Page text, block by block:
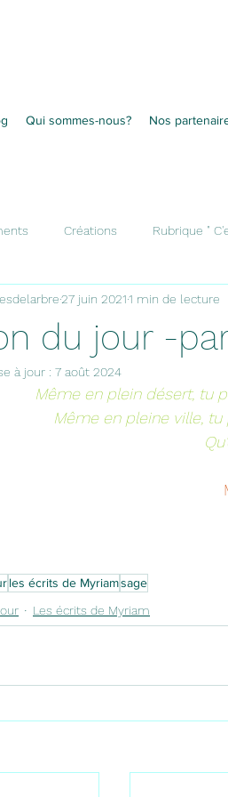
Qui sommes-nous? Nos
Créations Rubrique "
du jour -
27 juin 20211 min de lecture
à jour : 7 août 2024
Même en plein désert, tu
Même en pleine ville,
les écrits de Myriamsage
Les écrits de Myriam